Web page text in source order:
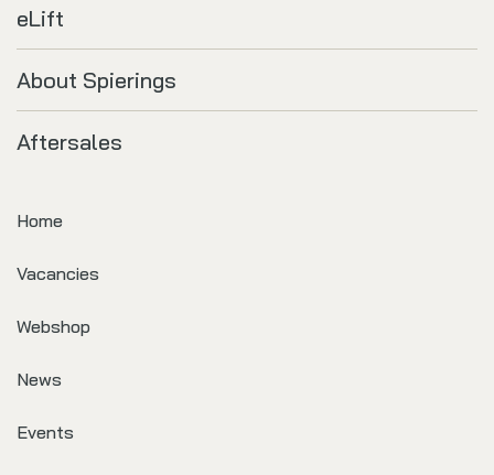
eLift
About Spierings
Aftersales
Home
Vacancies
Webshop
News
Events